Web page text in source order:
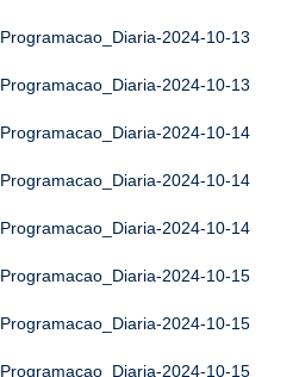
Programacao_Diaria-2024-10-13
Programacao_Diaria-2024-10-13
Programacao_Diaria-2024-10-14
Programacao_Diaria-2024-10-14
Programacao_Diaria-2024-10-14
Programacao_Diaria-2024-10-15
Programacao_Diaria-2024-10-15
Programacao_Diaria-2024-10-15